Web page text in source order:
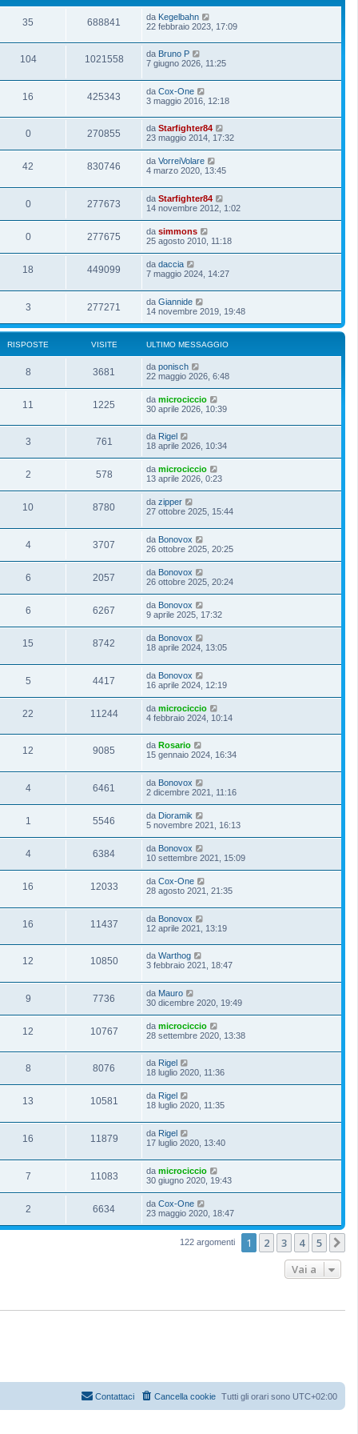
35 688841 da Kegelbahn
22 febbraio 2023, 17:09
104 1021558 da Bruno P
7 giugno 2026, 11:25
16 425343 da Cox-One
3 maggio 2016, 12:18
0 270855 da Starfighter84
23 maggio 2014, 17:32
42 830746 da VorreiVolare
4 marzo 2020, 13:45
0 277673 da Starfighter84
14 novembre 2012, 1:02
0 277675 da simmons
25 agosto 2010, 11:18
18 449099 da daccia
7 maggio 2024, 14:27
3 277271 da Giannide
14 novembre 2019, 19:48
RISPOSTE VISITE ULTIMO MESSAGGIO
8 3681 da ponisch
22 maggio 2026, 6:48
11 1225 da microciccio
30 aprile 2026, 10:39
3 761 da Rigel
18 aprile 2026, 10:34
2 578 da microciccio
13 aprile 2026, 0:23
10 8780 da zipper
27 ottobre 2025, 15:44
4 3707 da Bonovox
26 ottobre 2025, 20:25
6 2057 da Bonovox
26 ottobre 2025, 20:24
6 6267 da Bonovox
9 aprile 2025, 17:32
15 8742 da Bonovox
18 aprile 2024, 13:05
5 4417 da Bonovox
16 aprile 2024, 12:19
22 11244 da microciccio
4 febbraio 2024, 10:14
12 9085 da Rosario
15 gennaio 2024, 16:34
4 6461 da Bonovox
2 dicembre 2021, 11:16
1 5546 da Dioramik
5 novembre 2021, 16:13
4 6384 da Bonovox
10 settembre 2021, 15:09
16 12033 da Cox-One
28 agosto 2021, 21:35
16 11437 da Bonovox
12 aprile 2021, 13:19
12 10850 da Warthog
3 febbraio 2021, 18:47
9 7736 da Mauro
30 dicembre 2020, 19:49
12 10767 da microciccio
28 settembre 2020, 13:38
8 8076 da Rigel
18 luglio 2020, 11:36
13 10581 da Rigel
18 luglio 2020, 11:35
16 11879 da Rigel
17 luglio 2020, 13:40
7 11083 da microciccio
30 giugno 2020, 19:43
2 6634 da Cox-One
23 maggio 2020, 18:47
122 argomenti 1 2 3 4 5
Vai a
Tutti gli orari sono UTC+02:00
Cancella cookie
Contattaci